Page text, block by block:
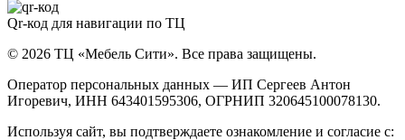
Qr-код для навигации по ТЦ
© 2026 ТЦ «Мебель Сити». Все права защищены.
Оператор персональных данных — ИП Сергеев Антон
Игоревич, ИНН 643401595306, ОГРНИП 320645100078130.
Используя сайт, вы подтверждаете ознакомление и согласие с: